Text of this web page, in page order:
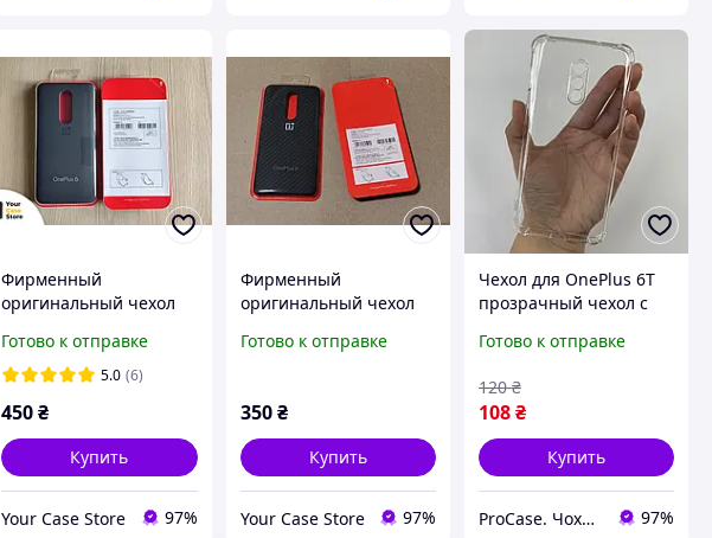
Фирменный
оригинальный чехол
protective песчаник,
100% оригинал
Готово к отправке
5.0 (6)
450₴
Купить
Your Case Store 97%
Фирменный
оригинальный чехол
protective карбоновый,
Готово к отправке
350 ₴
Купить
Your Case Store 97%
Чехол для OnePlus 6T
прозрачный чехол с
Готово к отправке
108₴
120 ₴
Купить
ProCase. Чохли до телефонів 97%